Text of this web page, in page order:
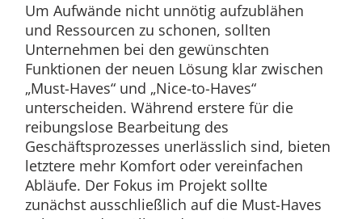
Um Aufwände nicht unnötig aufzublähen
und Ressourcen zu schonen, sollten
Unternehmen bei den gewünschten
Funktionen der neuen Lösung klar zwischen
„Must-Haves“ und „Nice-to-Haves“
unterscheiden. Während erstere für die
reibungslose Bearbeitung des
Geschäftsprozesses unerlässlich sind, bieten
letztere mehr Komfort oder vereinfachen
Abläufe. Der Fokus im Projekt sollte
zunächst ausschließlich auf die Must-Haves